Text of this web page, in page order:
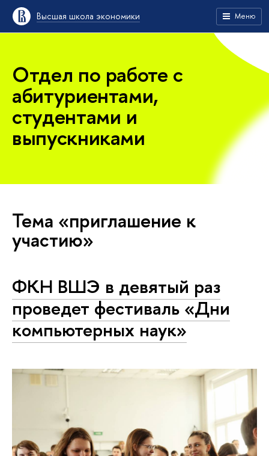
Высшая школа экономики Меню
Отдел по работе с
абитуриентами,
студентами и
выпускниками
Тема «приглашение к
участию»
ФКН ВШЭ в девятый раз
проведет фестиваль «Дни
компьютерных наук»